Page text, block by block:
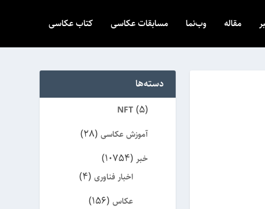
مقاله وب‌نما مسابقات عکاسی کتاب عکاسی
دسته‌ها
NFT (5)
آموزش عکاسی(28)
خبر (10754)
اخبار فناوری(4)
عکاس(156)